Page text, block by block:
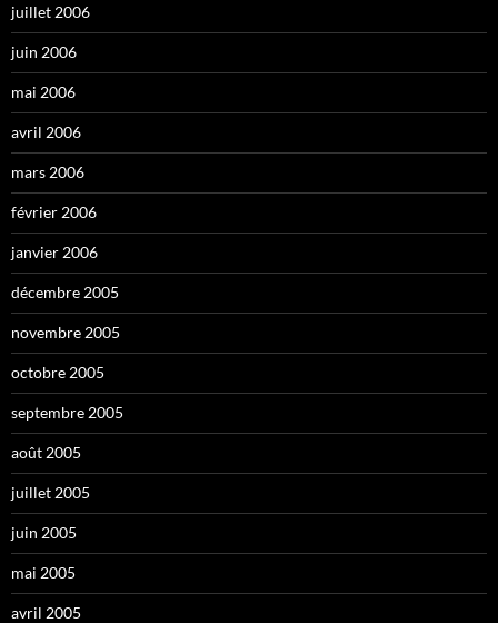
juillet 2006
juin 2006
mai 2006
avril 2006
mars 2006
février 2006
janvier 2006
décembre 2005
novembre 2005
octobre 2005
septembre 2005
août 2005
juillet 2005
juin 2005
mai 2005
avril 2005